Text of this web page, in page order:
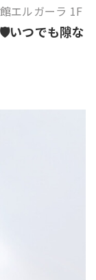
エルガーラ 1F
いつでも隙な